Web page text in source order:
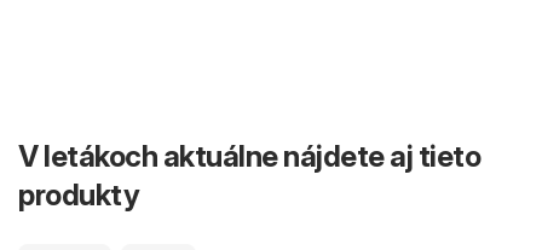
V letákoch aktuálne nájdete aj tieto
produkty